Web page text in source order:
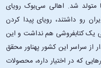
شد. اهالی سی‌بوک رویای
رو داشتند، رویای پیدا کردن
یک کتابفروشی هم نداشت و این
از سراسر این کشور پهناور محقق
که در اختیار داره، محصولات